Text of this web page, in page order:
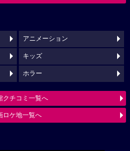
アニメーション
キッズ
ホラー
クチコミ一覧へ
ロケ地一覧へ